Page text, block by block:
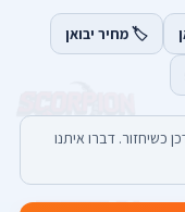
🏷️ מחיר יבואן
כשיחזור. דברו איתנו